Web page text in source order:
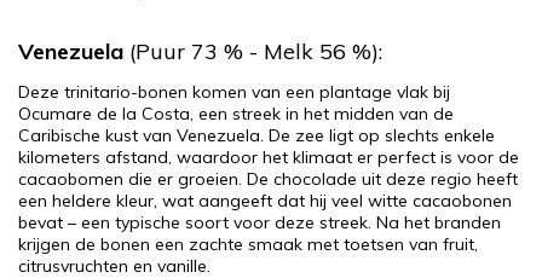
Venezuela (Puur 73 % - Melk 56 %):
Deze trinitario-bonen komen van een plantage vlak bij
Ocumare de la Costa, een streek in het midden van de
Caribische kust van Venezuela. De zee ligt op slechts enkele
kilometers afstand, waardoor het klimaat er perfect is voor de
cacaobomen die er groeien. De chocolade uit deze regio heeft
een heldere kleur, wat aangeeft dat hij veel witte cacaobonen
bevat – een typische soort voor deze streek. Na het branden
krijgen de bonen een zachte smaak met toetsen van fruit,
citrusvruchten en vanille.